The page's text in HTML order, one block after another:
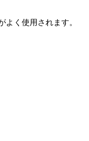
よく使用されます。